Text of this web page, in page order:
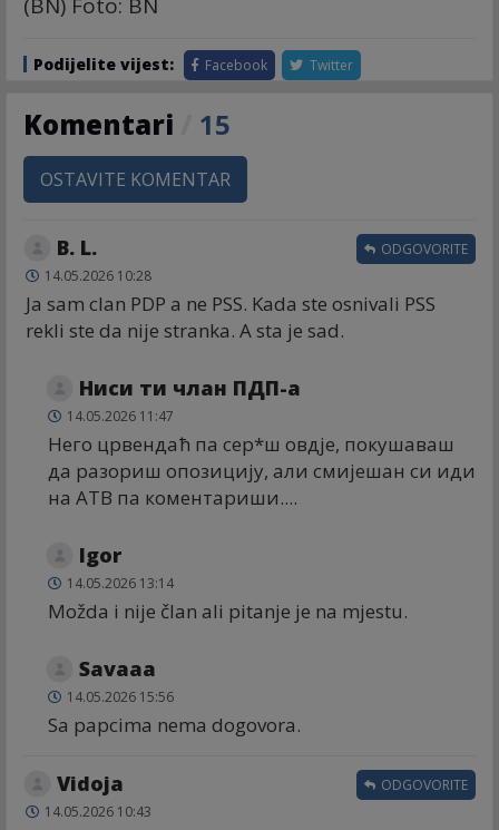
(BN) Foto: BN
Podijelite vijest: Facebook Twitter
Komentari 15
OSTAVITE KOMENTAR
B. L.
14.05.2026 10:28
Ja sam clan PDP a ne PSS. Kada ste osnivali PSS
rekli ste da nije stranka. A sta je sad.
ODGOVORITE
Ниси ти члан ПДП-а
14.05.2026 11:47
Него црвендаћ па сер*ш овдје, покушаваш
да разориш опозицију, али смијешан си иди
на АТВ па коментариши....
Igor
14.05.2026 13:14
Možda i nije član ali pitanje je na mjestu.
Savaaa
14.05.2026 15:56
Sa papcima nema dogovora.
Vidoja
14.05.2026 10:43
ODGOVORITE